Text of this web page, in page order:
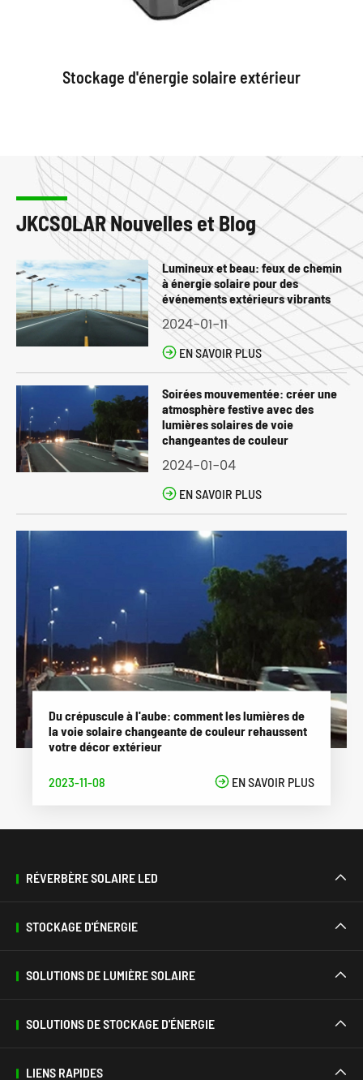
Stockage d'énergie solaire extérieur
JKCSOLAR Nouvelles et Blog
Lumineux et beau: feux de chemin
à énergie solaire pour des
événements extérieurs vibrants
2024-01-11
EN SAVOIR PLUS
Soirées mouvementée: créer une
atmosphère festive avec des
lumières solaires de voie
changeantes de couleur
2024-01-04
EN SAVOIR PLUS
Du crépuscule à l'aube: comment les lumières de
la voie solaire changeante de couleur rehaussent
votre décor extérieur
2023-11-08  EN SAVOIR PLUS
RÉVERBÈRE SOLAIRE LED 
STOCKAGE D'ÉNERGIE 
SOLUTIONS DE LUMIÈRE SOLAIRE 
SOLUTIONS DE STOCKAGE D'ÉNERGIE 
LIENS RAPIDES 